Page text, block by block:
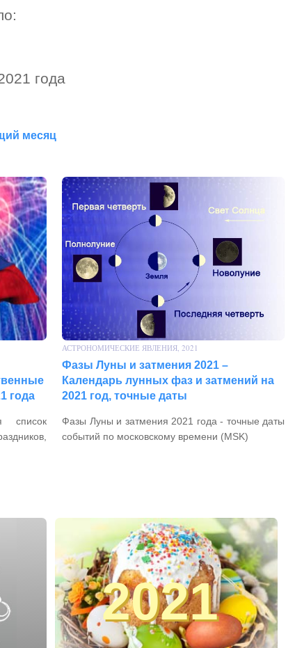
года
месяц
года
список
АСТРОНОМИЧЕСКИЕ ЯВЛЕНИЯ, 2021
Фазы Луны и затмения 2021 –
Календарь лунных фаз и затмений на
2021 год, точные даты
Фазы Луны и затмения 2021 года - точные даты
событий по московскому времени (MSK)
2021
2021